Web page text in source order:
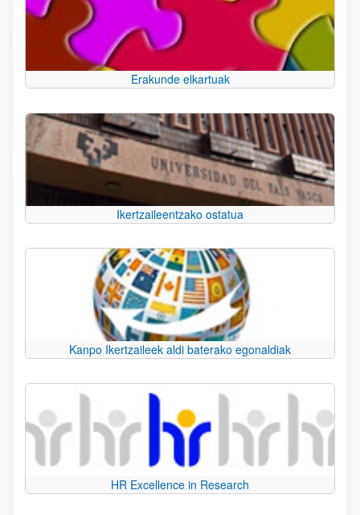
Erakunde elkartuak
Ikertzaileentzako ostatua
Kanpo Ikertzaileek aldi baterako egonaldiak
HR Excellence in Research